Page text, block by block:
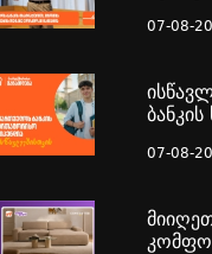
07-08-
07-08-